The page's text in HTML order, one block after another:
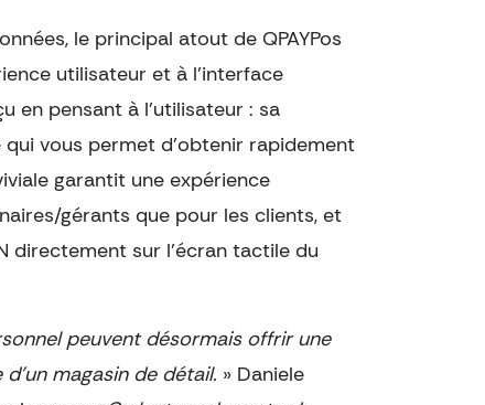
le principal atout de QPAYPos
utilisateur et à l’interface
en pensant à l’utilisateur : sa
vous permet d’obtenir rapidement
garantit une expérience
gérants que pour les clients, et
directement sur l’écran tactile du
peuvent désormais offrir une
magasin de détail. » Daniele